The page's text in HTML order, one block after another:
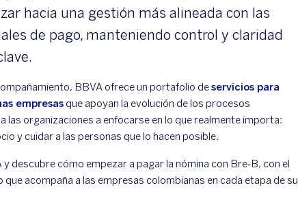
hacia una gestión más alineada con las
de pago, manteniendo control y claridad
BBVA ofrece un portafolio deservicios para
empresas que apoyan la evolución de los procesos
las organizaciones a enfocarse en lo que realmente importa:
y cuidar a las personas que lo hacen posible.
y descubre cómo empezar a pagar la nómina con Bre‑B, con el
que acompaña a las empresas colombianas en cada etapa de su